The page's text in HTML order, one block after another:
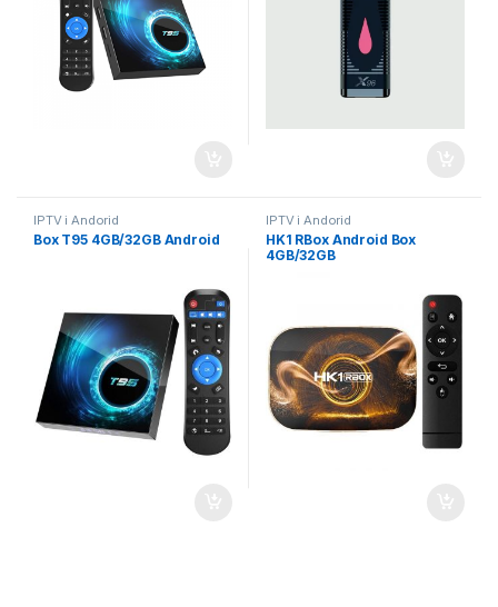
IPTV i Andorid
Box T95 4GB/32GB Android
IPTV i Andorid
HK1 RBox Android Box
4GB/32GB